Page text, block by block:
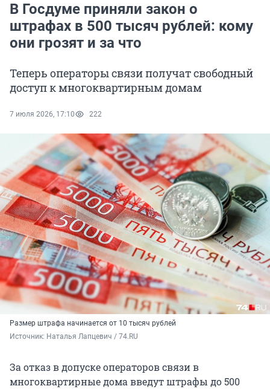
В Госдуме приняли закон о
штрафах в 500 тысяч рублей: кому
они грозят и за что
Теперь операторы связи получат свободный
доступ к многоквартирным домам
7 июля 2026, 17:10 222
Размер штрафа начинается от 10 тысяч рублей
Источник: Наталья Лапцевич / 74.RU
За отказ в допуске операторов связи в
многоквартирные дома введут штрафы до 500